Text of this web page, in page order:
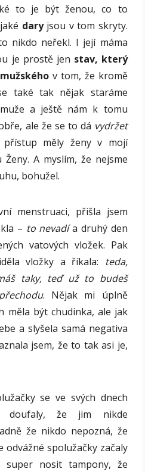
to je být ženou, co to
daryjsou v tom skryty.
nikdo neřekl. I její máma
je prostě jen stav, který
v tom, že kromě
také tak nějak staráme
a ještě nám k tomu
ale že se to dá vydržet
měly ženy v mojí
A myslím, že nejsme
bohužel.
menstruaci, přišla jsem
– to nevadía druhý den
vatových vložek. Pak
vložky a říkala:
teda,
taky, teď už to budeš
. Nějak mi úplně
měla být chudinka, ale jak
a slyšela samá negativa
jsem, že to tak asi je,
se ve svých dnech
doufaly, že jim nikde
že nikdo nepozná, že
odvážné spolužačky začaly
nosit tampony, že